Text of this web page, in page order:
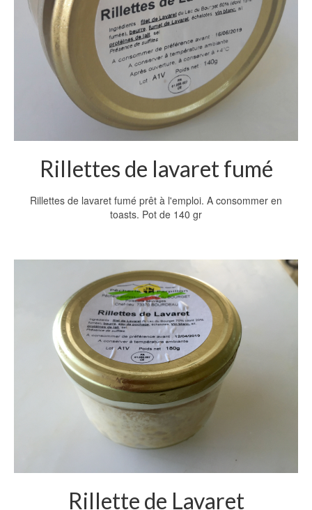
Rillettes de lavaret fumé
Rillettes de lavaret fumé prêt à l'emploi. A consommer en
toasts. Pot de 140 gr
Rillette de Lavaret